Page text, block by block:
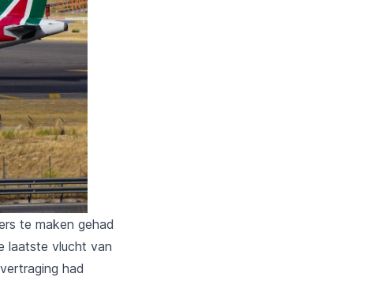
te maken gehad
laatste vlucht van
had